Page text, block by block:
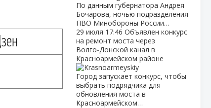
По данным губернатора Андрея
Бочарова, ночью подразделения
ПВО Минобороны России…
29 июля 17:46 Объявлен конкурс
на ремонт моста через
Волго‑Донской канал в
Красноармейском районе
Город запускает конкурс, чтобы
выбрать подрядчика для
обновления моста в
Красноармейском…